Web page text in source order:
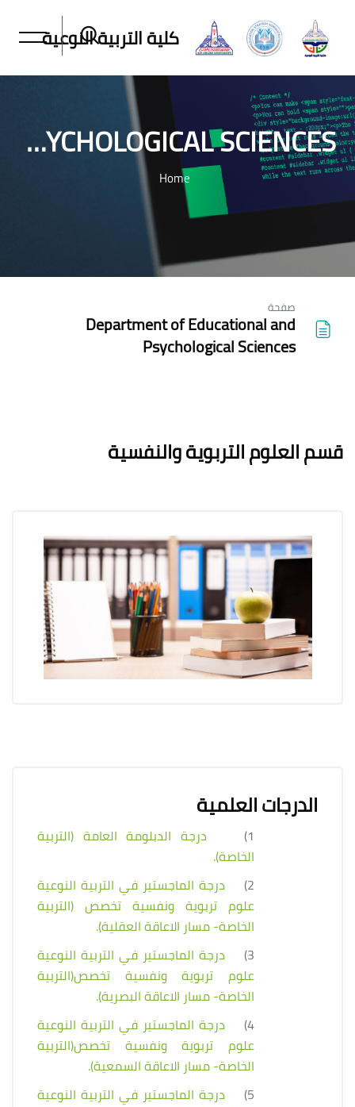
كلية التربية النوعية
DEPARTMENT OF EDUCATIONAL AND PSYCHOLOGICAL SCIENCES
Home
صفحة
Department of Educational and
Psychological Sciences
الكتل
قسم العلوم التربوية والنفسية
الدرجات العلمية
1)
درجة الدبلومة العامة (التربية
الخاصة).
2)
درجة الماجستير في التربية النوعية
علوم تربوية ونفسية تخصص (التربية
الخاصة- مسار الاعاقة العقلية).
3)
درجة الماجستير في التربية النوعية
علوم تربوية ونفسية تخصص(التربية
الخاصة- مسار الاعاقة البصرية).
4)
درجة الماجستير في التربية النوعية
علوم تربوية ونفسية تخصص(التربية
الخاصة- مسار الاعاقة السمعية).
5)
درجة الماجستير في التربية النوعية